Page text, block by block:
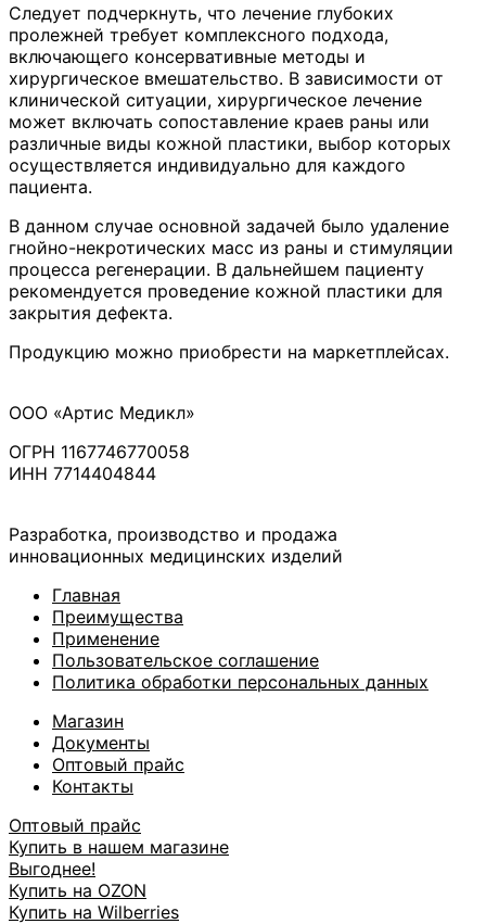
Следует подчеркнуть, что лечение глубоких
пролежней требует комплексного подхода,
включающего консервативные методы и
хирургическое вмешательство. В зависимости от
клинической ситуации, хирургическое лечение
может включать сопоставление краев раны или
различные виды кожной пластики, выбор которых
осуществляется индивидуально для каждого
пациента.
В данном случае основной задачей было удаление
гнойно-некротических масс из раны и стимуляции
процесса регенерации. В дальнейшем пациенту
рекомендуется проведение кожной пластики для
закрытия дефекта.
Продукцию можно приобрести на маркетплейсах.
ООО «Артис Медикл»
ОГРН 1167746770058
ИНН 7714404844
Разработка, производство и продажа
инновационных медицинских изделий
Главная
Преимущества
Применение
Пользовательское соглашение
Политика обработки персональных данных
Магазин
Документы
Оптовый прайс
Контакты
Оптовый прайс
Купить в нашем магазине
Выгоднее!
Купить на OZON
Купить на Wilberries